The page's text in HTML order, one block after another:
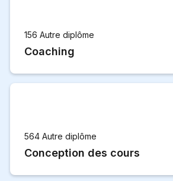
156 Autre diplôme
Coaching
564 Autre diplôme
Conception des cours